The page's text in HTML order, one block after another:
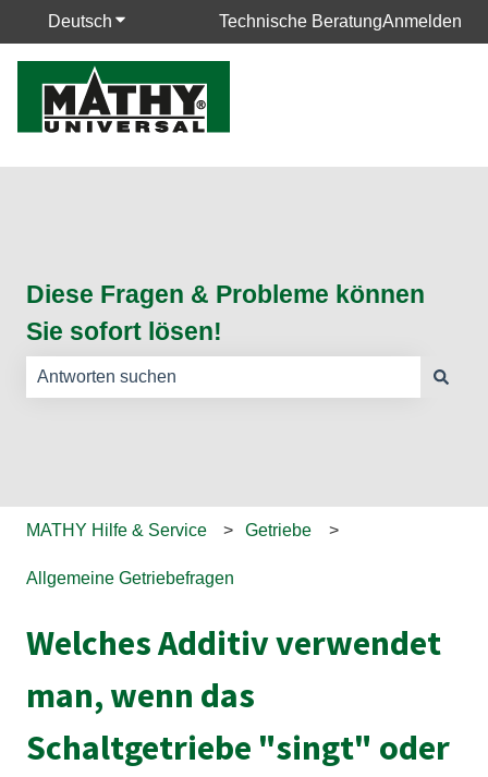
Deutsch Untermenü für Übersetzungen anzeigen
Technische BeratungAnmelden
Diese Fragen & Probleme können
Sie sofort lösen!
MATHY Hilfe & Service Getriebe
Allgemeine Getriebefragen
Welches Additiv verwendet
man, wenn das
Schaltgetriebe "singt" oder